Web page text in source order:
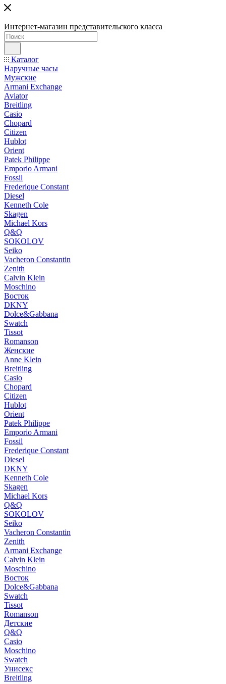
Интернет-магазин представительского класса
Каталог
Наручные часы
Мужские
Armani Exchange
Aviator
Breitling
Casio
Chopard
Citizen
Hublot
Orient
Patek Philippe
Emporio Armani
Fossil
Frederique Constant
Diesel
Kenneth Cole
Skagen
Michael Kors
Q&Q
SOKOLOV
Seiko
Vacheron Constantin
Zenith
Calvin Klein
Moschino
Восток
DKNY
Dolce&Gabbana
Swatch
Tissot
Romanson
Женские
Anne Klein
Breitling
Casio
Chopard
Citizen
Hublot
Orient
Patek Philippe
Emporio Armani
Fossil
Frederique Constant
Diesel
DKNY
Kenneth Cole
Skagen
Michael Kors
Q&Q
SOKOLOV
Seiko
Vacheron Constantin
Zenith
Armani Exchange
Calvin Klein
Moschino
Восток
Dolce&Gabbana
Swatch
Tissot
Romanson
Детские
Q&Q
Casio
Moschino
Swatch
Унисекс
Breitling